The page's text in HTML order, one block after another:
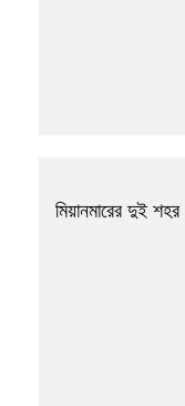
মিয়ানমারের দুই শহর